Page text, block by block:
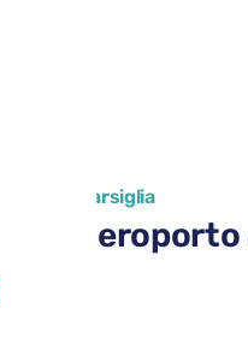
di Marsiglia